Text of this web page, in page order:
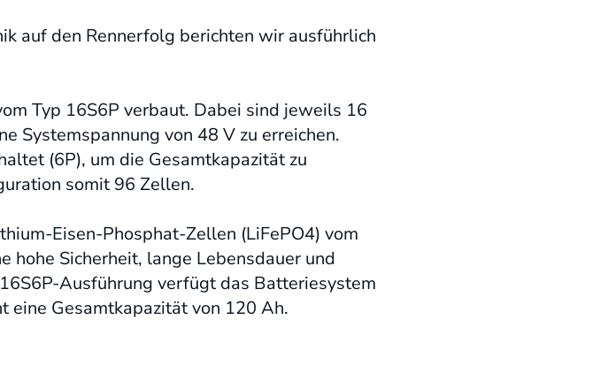
auf den Rennerfolg berichten wir ausführlich
Typ 16S6P verbaut. Dabei sind jeweils 16
Systemspannung von 48 V zu erreichen.
(6P), um die Gesamtkapazität zu
somit 96 Zellen.
Eisen-Phosphat-Zellen (LiFePO4) vom
hohe Sicherheit, lange Lebensdauer und
Ausführung verfügt das Batteriesystem
eine Gesamtkapazität von 120 Ah.